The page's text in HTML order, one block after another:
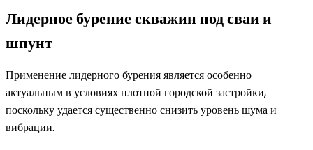
Лидерное бурение скважин под сваи и
шпунт
Применение лидерного бурения является особенно
актуальным в условиях плотной городской застройки,
поскольку удается существенно снизить уровень шума и
вибрации.